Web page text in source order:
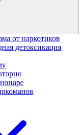
от наркотиков
детоксикация